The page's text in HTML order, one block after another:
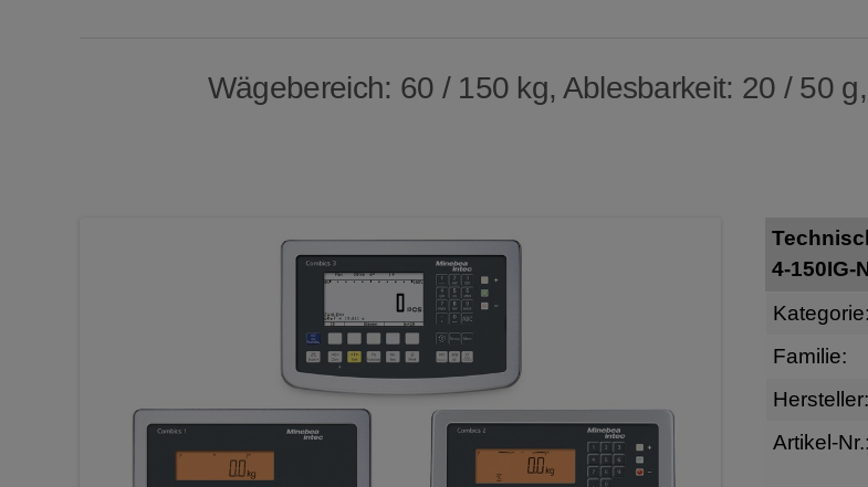
Wägebereich: 60 / 150 kg, Ablesbarkeit: 20 / 50
4-150IG-
Kategorie:
Familie:
Hersteller:
Artikel-Nr.: